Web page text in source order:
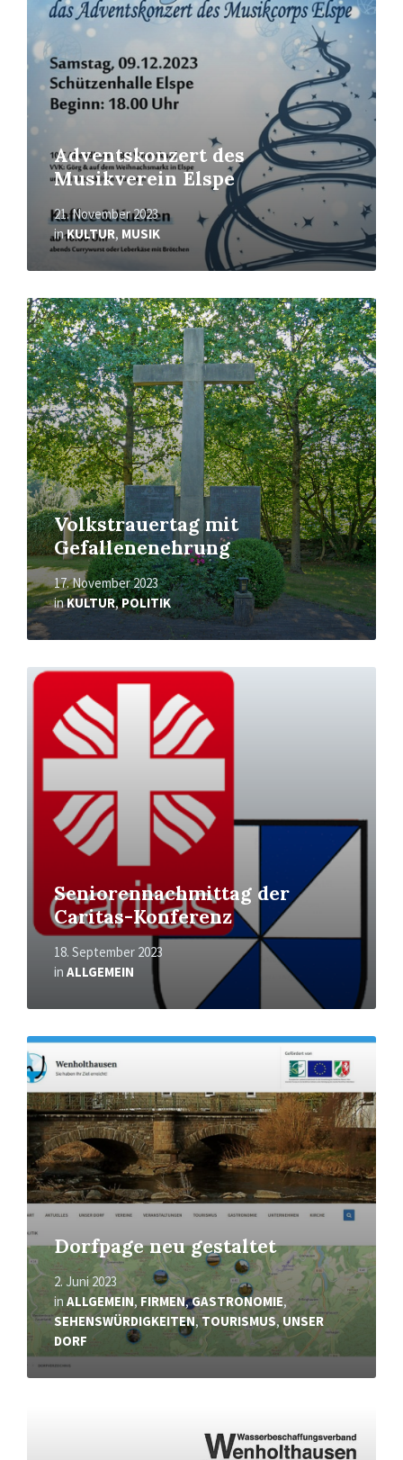
Adventskonzert des
Musikverein Elspe
21. November 2023
inKULTUR, MUSIK
Volkstrauertag mit
Gefallenenehrung
17. November 2023
inKULTUR,POLITIK
Mehr
erfahren
Seniorennachmittag der
Caritas-Konferenz
18. September 2023
in ALLGEMEIN
Mehr
erfahren
Dorfpage neu gestaltet
2. Juni 2023
in ALLGEMEIN,FIRMEN,GASTRONOMIE,
SEHENSWÜRDIGKEITEN,TOURISMUS,UNSER
DORF
Mehr
erfahren